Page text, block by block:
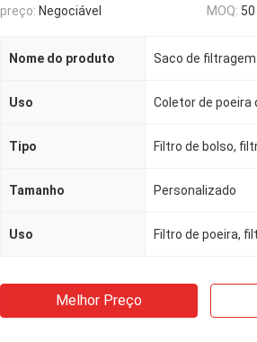
preço: Negociável MOQ:
Nome do produto Saco de
Uso Coletor de poeira
Tipo
Tamanho Personalizado
Uso
Melhor Preço